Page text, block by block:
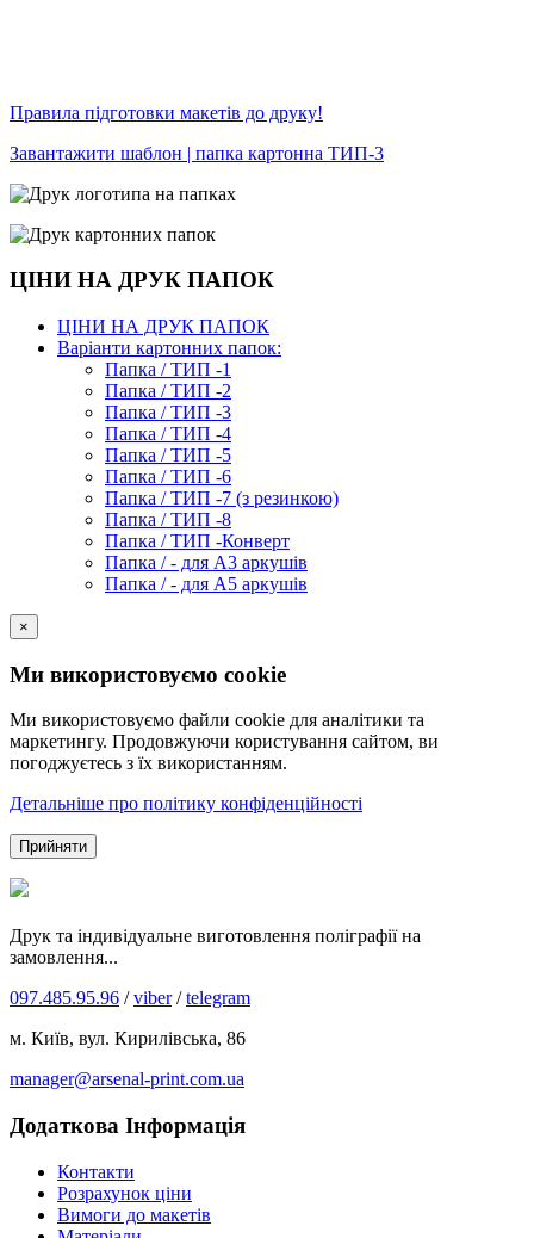
Правила підготовки макетів до друку!
Завантажити шаблон | папка картонна ТИП-3
ЦІНИ НА ДРУК ПАПОК
ЦІНИ НА ДРУК ПАПОК
Варіанти картонних папок:
Папка / ТИП -1
Папка / ТИП -2
Папка / ТИП -3
Папка / ТИП -4
Папка / ТИП -5
Папка / ТИП -6
Папка / ТИП -7 (з резинкою)
Папка / ТИП -8
Папка / ТИП -Конверт
Папка / - для А3 аркушів
Папка / - для А5 аркушів
×
Ми використовуємо cookie
Ми використовуємо файли cookie для аналітики та
маркетингу. Продовжуючи користування сайтом, ви
погоджуєтесь з їх використанням.
Детальніше про політику конфіденційності
Прийняти
Друк та індивідуальне виготовлення поліграфії на
замовлення...
097.485.95.96 /viber/telegram
м. Київ, вул. Кирилівська, 86
manager@arsenal-print.com.ua
Додаткова Інформація
Контакти
Розрахунок ціни
Вимоги до макетів